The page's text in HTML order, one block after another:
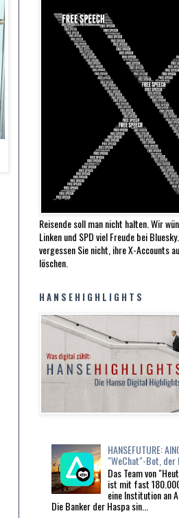
Reisende soll man nicht halten. Wir
Linken und SPD viel Freude bei
vergessen Sie nicht, ihre X-Accounts
löschen.
H A N S E H I G H L I G H T S
HANSEFUTURE:
"WeChat"-Bot, der
Das Team von
ist mit fast
eine Institution an
Die Banker der Haspa sin...